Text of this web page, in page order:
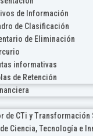
de Información
de Clasificación
de Eliminación
informativas
de Retención
de CTi y Transformación
Ciencia, Tecnología e